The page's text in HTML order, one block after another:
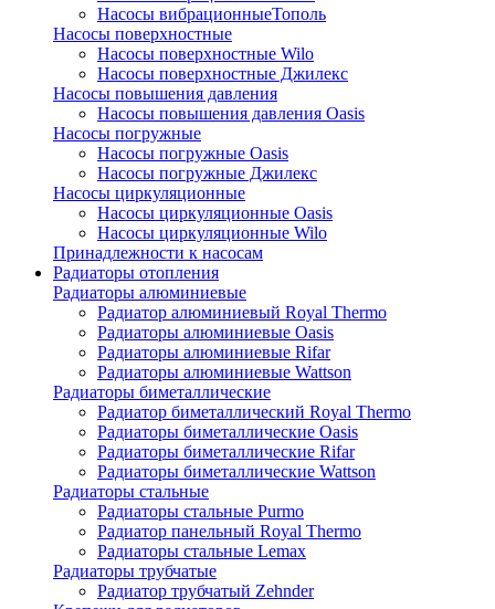
Насосы вибрационныеТополь
Насосы поверхностные
Насосы поверхностные Wilo
Насосы поверхностные Джилекс
Насосы повышения давления
Насосы повышения давления Oasis
Насосы погружные
Насосы погружные Oasis
Насосы погружные Джилекс
Насосы циркуляционные
Насосы циркуляционные Oasis
Насосы циркуляционные Wilo
Принадлежности к насосам
Радиаторы отопления
Радиаторы алюминиевые
Радиатор алюминиевый Royal Thermo
Радиаторы алюминиевые Oasis
Радиаторы алюминиевые Rifar
Радиаторы алюминиевые Wattson
Радиаторы биметаллические
Радиатор биметаллический Royal Thermo
Радиаторы биметаллические Oasis
Радиаторы биметаллические Rifar
Радиаторы биметаллические Wattson
Радиаторы стальные
Радиаторы стальные Purmo
Радиатор панельный Royal Thermo
Радиаторы стальные Lemax
Радиаторы трубчатые
Радиатор трубчатый Zehnder